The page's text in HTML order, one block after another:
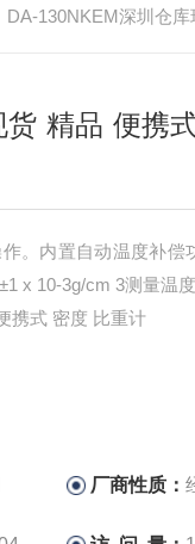
DA-130NKEM深圳仓库现货 精
货 精品 便携
。内置自动温度补偿
x 10-3g/cm 3测量温
携式 密度 比重计
厂商性质：